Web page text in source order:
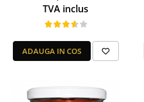
TVA inclus
ADAUGA IN COS